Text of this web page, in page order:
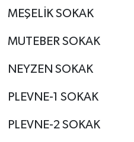
MEŞELİK SOKAK
MUTEBER SOKAK
NEYZEN SOKAK
PLEVNE-1 SOKAK
PLEVNE-2 SOKAK